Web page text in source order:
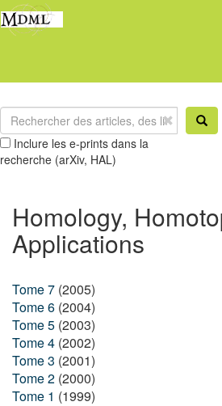
Inclure les e-prints dans la
recherche (arXiv, HAL)
Homology,
Applications
Tome 7 (2005)
Tome 6 (2004)
Tome 5 (2003)
Tome 4 (2002)
Tome 3 (2001)
Tome 2 (2000)
Tome 1 (1999)